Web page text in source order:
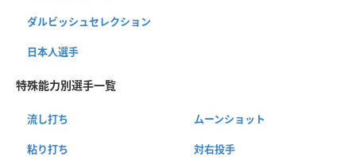
ダルビッシュセレクション
日本人選手
特殊能力別選手一覧
流し打ち ムーンショット
粘り打ち 対右投手